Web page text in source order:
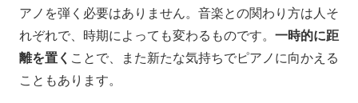
アノを弾く必要はありません。音楽との関わり方は人そ
れぞれで、時期によっても変わるものです。 一時的に距
離を置く ことで、また新たな気持ちでピアノに向かえる
こともあります。